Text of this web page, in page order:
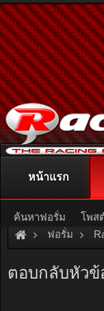
ติดต่อลงโฆษณา
หรืออ่
ฟอรั่ม
ตอบกลับหัวข้
หน้าแรก
ค้นหาฟอรั่ม โพส